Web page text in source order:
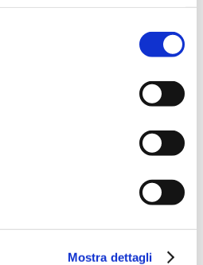
Mostra dettagli